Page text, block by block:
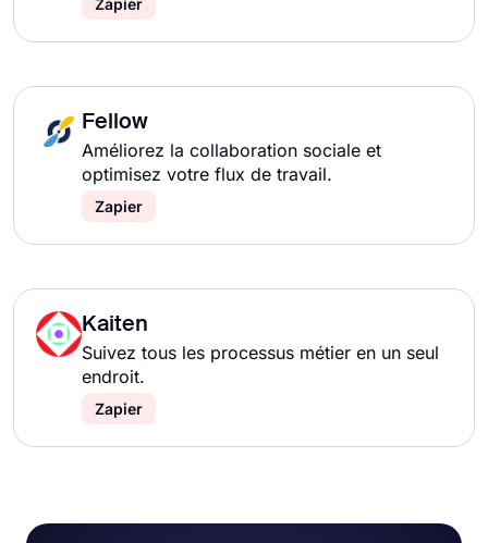
Zapier
Fellow
Améliorez la collaboration sociale et
optimisez votre flux de travail.
Zapier
Kaiten
Suivez tous les processus métier en un seul
endroit.
Zapier